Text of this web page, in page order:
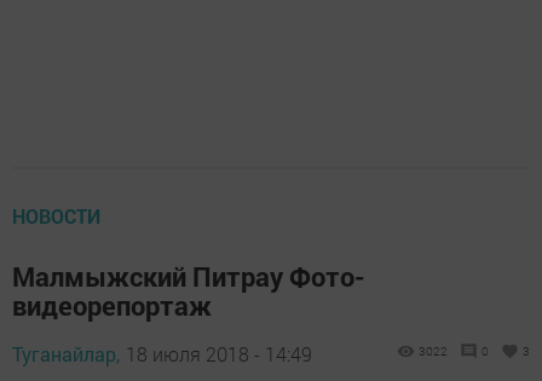
НОВОСТИ
Малмыжский Питрау Фото-
видеорепортаж
Туганайлар, 18 июля 2018 - 14:49 3022 0 3